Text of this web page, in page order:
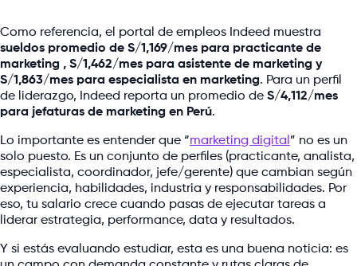
Como referencia, el portal de empleos Indeed muestra
sueldos promedio de S/1,169/mes para practicante de
marketing , S/1,462/mes para asistente de marketing y
S/1,863/mes para especialista en marketing. Para un perfil
de liderazgo, Indeed reporta un promedio de S/4,112/mes
para jefaturas de marketing en Perú.
Lo importante es entender que “marketing digital ” no es un
solo puesto. Es un conjunto de perfiles (practicante, analista,
especialista, coordinador, jefe/gerente) que cambian según
experiencia, habilidades, industria y responsabilidades. Por
eso, tu salario crece cuando pasas de ejecutar tareas a
liderar estrategia, performance, data y resultados.
Y si estás evaluando estudiar, esta es una buena noticia: es